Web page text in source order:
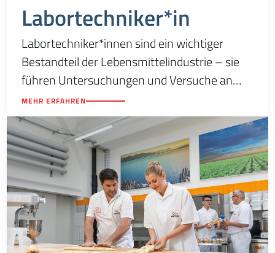
Labortechniker*in
Labortechniker*innen sind ein wichtiger
Bestandteil der Lebensmittelindustrie – sie
führen Untersuchungen und Versuche an
Rohmaterialen, Zwischen- oder
Fertigprodukten oder auch an
Produktionsabfällen durch.
MEHR ERFAHREN